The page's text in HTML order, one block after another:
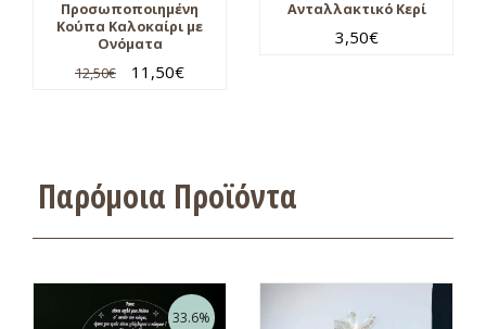
Προσωποποιημένη
Κούπα Καλοκαίρι με
Ονόματα
12,50€ 11,50€
Ανταλλακτικό Κερί
3,50€
Παρόμοια Προϊόντα
33.6%